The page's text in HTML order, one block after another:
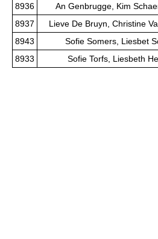
8936
An Genbrugge, Kim
8937
Lieve De Bruyn, Christine
8943
Sofie Somers, Liesbet
8933
Sofie Torfs, Liesbeth